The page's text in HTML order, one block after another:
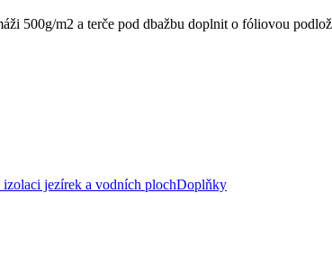
500g/m2 a terče pod dbažbu doplnit o fóliovou
izolaci jezírek a vodních plochDoplňky